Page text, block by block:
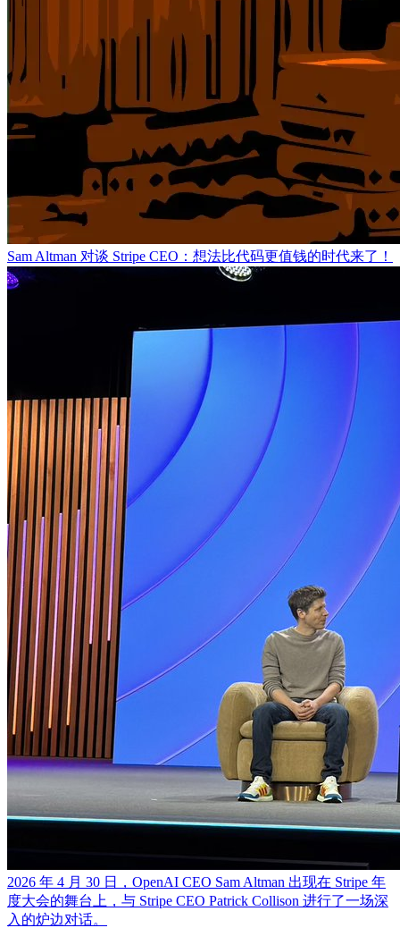
Sam Altman 对谈 Stripe CEO：想法比代码更值钱的时代来了！
2026 年 4 月 30 日，OpenAI CEO Sam Altman 出现在 Stripe 年
度大会的舞台上，与 Stripe CEO Patrick Collison 进行了一场深
入的炉边对话。